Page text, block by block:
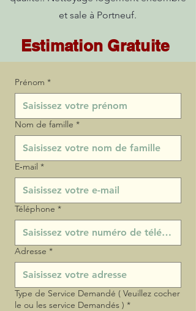
et sale à Portneuf.
Estimation Gratuite
Prénom *
Nom de famille *
E‑mail *
Téléphone *
Adresse *
Type de Service Demandé ( Veuillez cocher
le ou les service Demandés ) *